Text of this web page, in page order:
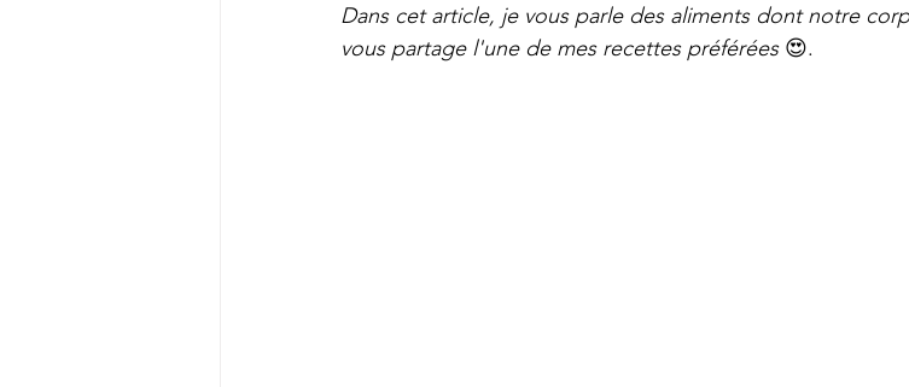
Dans cet article, je vous parle des aliments dont notre
vous partage l'une de mes recettes préférées 😍.